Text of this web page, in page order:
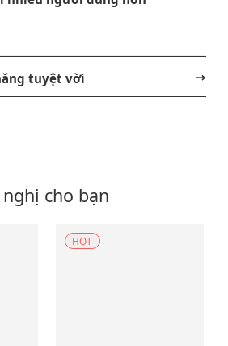
tuyệt vời
cho bạn
HOT